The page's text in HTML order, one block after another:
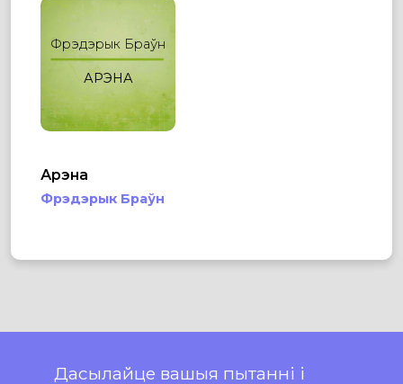
Фрэдэрык Браўн
АРЭНА
Арэна
Фрэдэрык Браўн
Дасылайце вашыя пытанні і